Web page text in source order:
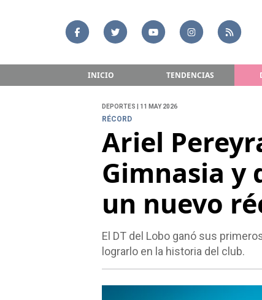
INICIO TENDENCIAS
DEPORTES | 11 MAY 2026
RÉCORD
Ariel
Gimnasia y
un nuevo
El DT del Lobo ganó sus
lograrlo en la historia del club.